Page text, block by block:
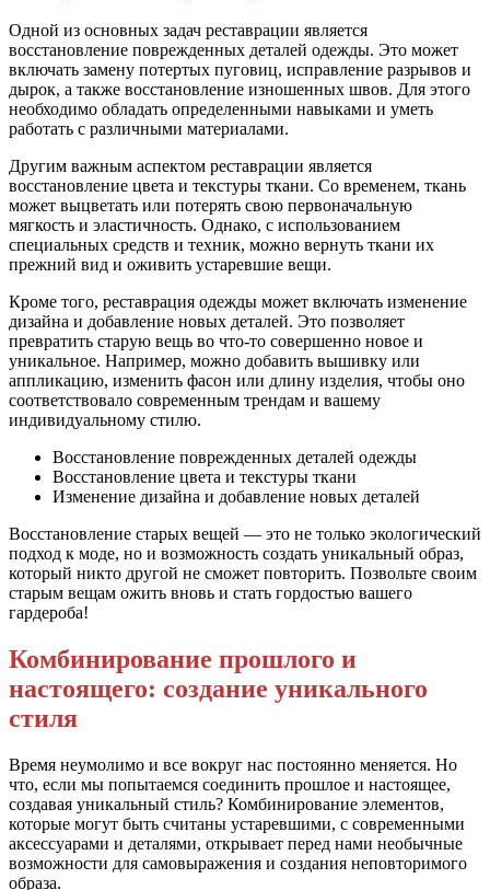
Одной из основных задач реставрации является
восстановление поврежденных деталей одежды. Это может
включать замену потертых пуговиц, исправление разрывов и
дырок, а также восстановление изношенных швов. Для этого
необходимо обладать определенными навыками и уметь
работать с различными материалами.
Другим важным аспектом реставрации является
восстановление цвета и текстуры ткани. Со временем, ткань
может выцветать или потерять свою первоначальную
мягкость и эластичность. Однако, с использованием
специальных средств и техник, можно вернуть ткани их
прежний вид и оживить устаревшие вещи.
Кроме того, реставрация одежды может включать изменение
дизайна и добавление новых деталей. Это позволяет
превратить старую вещь во что-то совершенно новое и
уникальное. Например, можно добавить вышивку или
аппликацию, изменить фасон или длину изделия, чтобы оно
соответствовало современным трендам и вашему
индивидуальному стилю.
Восстановление поврежденных деталей одежды
Восстановление цвета и текстуры ткани
Изменение дизайна и добавление новых деталей
Восстановление старых вещей — это не только экологический
подход к моде, но и возможность создать уникальный образ,
который никто другой не сможет повторить. Позвольте своим
старым вещам ожить вновь и стать гордостью вашего
гардероба!
Комбинирование прошлого и
настоящего: создание уникального
стиля
Время неумолимо и все вокруг нас постоянно меняется. Но
что, если мы попытаемся соединить прошлое и настоящее,
создавая уникальный стиль? Комбинирование элементов,
которые могут быть считаны устаревшими, с современными
аксессуарами и деталями, открывает перед нами необычные
возможности для самовыражения и создания неповторимого
образа.